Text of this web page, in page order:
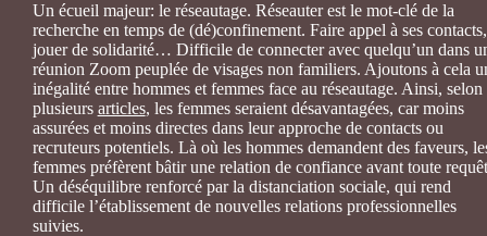
Un écueil majeur: le réseautage. Réseauter est le mot-clé de la
recherche en temps de (dé)confinement. Faire appel à ses contacts,
jouer de solidarité… Difficile de connecter avec quelqu’un dans
réunion Zoom peuplée de visages non familiers. Ajoutons à cela
inégalité entre hommes et femmes face au réseautage. Ainsi, selon
plusieurs articles, les femmes seraient désavantagées, car moins
assurées et moins directes dans leur approche de contacts ou
recruteurs potentiels. Là où les hommes demandent des faveurs,
femmes préfèrent bâtir une relation de confiance avant toute
Un déséquilibre renforcé par la distanciation sociale, qui rend
difficile l’établissement de nouvelles relations professionnelles
suivies.